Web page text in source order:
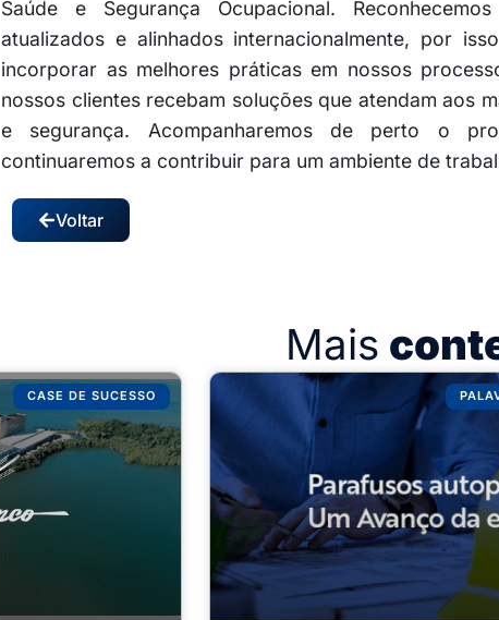
Saúde e Segurança Ocupacional.
atualizados e alinhados internacionalmente, por
incorporar as melhores práticas em nossos
nossos clientes recebam soluções que atendam aos
e segurança. Acompanharemos de perto o
continuaremos a contribuir para um ambiente de
Voltar
Mais
CASE DE SUCESSO